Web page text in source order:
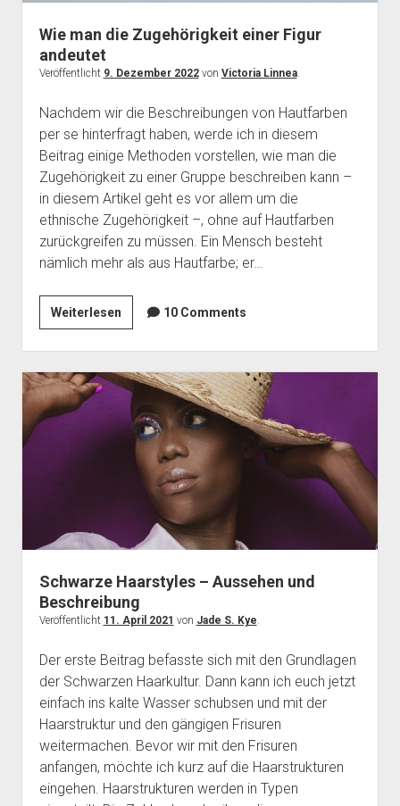
Wie man die Zugehörigkeit einer Figur
andeutet
Veröffentlicht 9. Dezember 2022von Victoria Linnea.
Nachdem wir die Beschreibungen von Hautfarben
per se hinterfragt haben, werde ich in diesem
Beitrag einige Methoden vorstellen, wie man die
Zugehörigkeit zu einer Gruppe beschreiben kann –
in diesem Artikel geht es vor allem um die
ethnische Zugehörigkeit –, ohne auf Hautfarben
zurückgreifen zu müssen. Ein Mensch besteht
nämlich mehr als aus Hautfarbe; er…
WeiterlesenWie
man
die
Zugehörigkeit
einer
Figur
andeutet
10 Comments
Schwarze Haarstyles – Aussehen und
Beschreibung
Veröffentlicht 11. April 2021 von Jade S. Kye
Der erste Beitrag befasste sich mit den Grundlagen
der Schwarzen Haarkultur. Dann kann ich euch jetzt
einfach ins kalte Wasser schubsen und mit der
Haarstruktur und den gängigen Frisuren
weitermachen. Bevor wir mit den Frisuren
anfangen, möchte ich kurz auf die Haarstrukturen
eingehen. Haarstrukturen werden in Typen